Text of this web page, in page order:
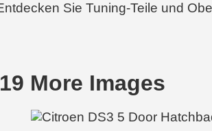
Sie Tuning-Teile und
More Images